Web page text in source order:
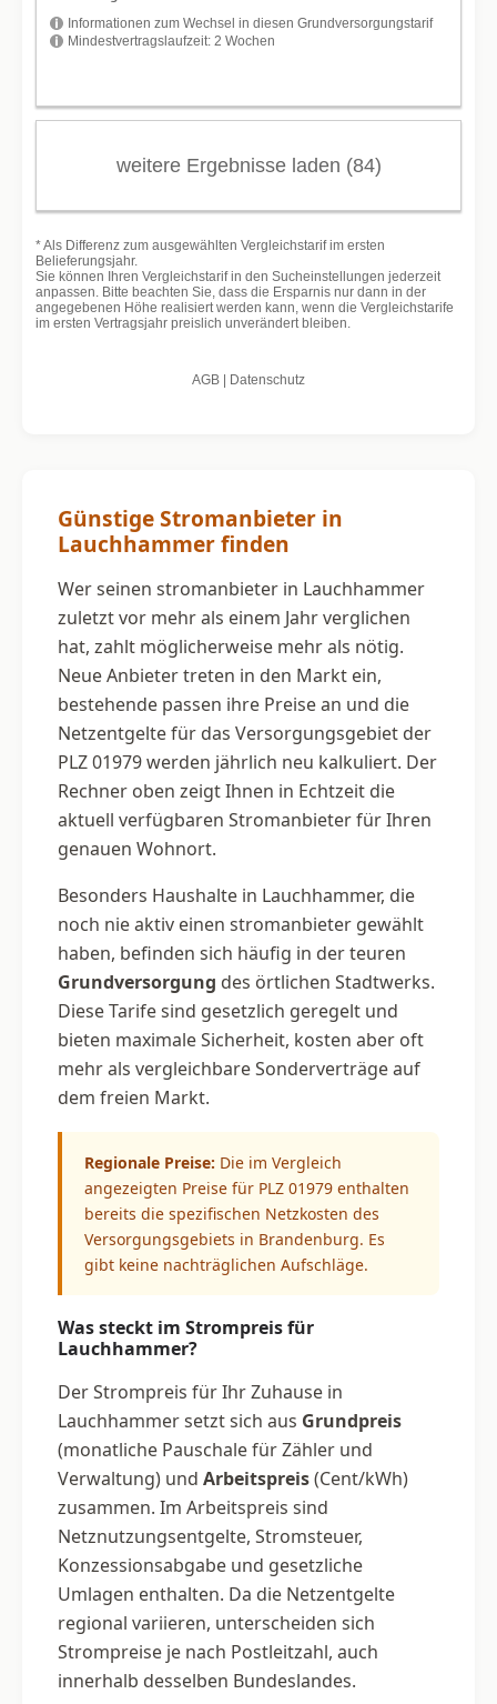
Günstige Stromanbieter in
Lauchhammer finden
Wer seinen stromanbieter in Lauchhammer
zuletzt vor mehr als einem Jahr verglichen
hat, zahlt möglicherweise mehr als nötig.
Neue Anbieter treten in den Markt ein,
bestehende passen ihre Preise an und die
Netzentgelte für das Versorgungsgebiet der
PLZ 01979 werden jährlich neu kalkuliert. Der
Rechner oben zeigt Ihnen in Echtzeit die
aktuell verfügbaren Stromanbieter für Ihren
genauen Wohnort.
Besonders Haushalte in Lauchhammer, die
noch nie aktiv einen stromanbieter gewählt
haben, befinden sich häufig in der teuren
Grundversorgung des örtlichen Stadtwerks.
Diese Tarife sind gesetzlich geregelt und
bieten maximale Sicherheit, kosten aber oft
mehr als vergleichbare Sonderverträge auf
dem freien Markt.
Regionale Preise: Die im Vergleich
angezeigten Preise für PLZ 01979 enthalten
bereits die spezifischen Netzkosten des
Versorgungsgebiets in Brandenburg. Es
gibt keine nachträglichen Aufschläge.
Was steckt im Strompreis für
Lauchhammer?
Der Strompreis für Ihr Zuhause in
Lauchhammer setzt sich aus Grundpreis
(monatliche Pauschale für Zähler und
Verwaltung) und Arbeitspreis(Cent/kWh)
zusammen. Im Arbeitspreis sind
Netznutzungsentgelte, Stromsteuer,
Konzessionsabgabe und gesetzliche
Umlagen enthalten. Da die Netzentgelte
regional variieren, unterscheiden sich
Strompreise je nach Postleitzahl, auch
innerhalb desselben Bundeslandes.